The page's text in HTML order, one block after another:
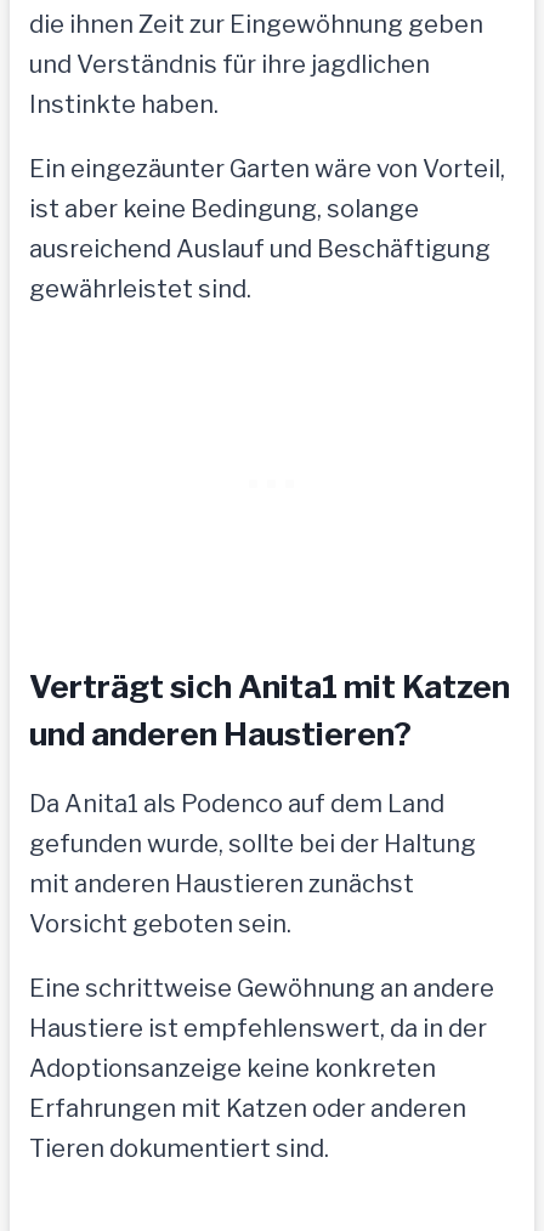
die ihnen Zeit zur Eingewöhnung geben
und Verständnis für ihre jagdlichen
Instinkte haben.
Ein eingezäunter Garten wäre von Vorteil,
ist aber keine Bedingung, solange
ausreichend Auslauf und Beschäftigung
gewährleistet sind.
Verträgt sich Anita1 mit Katzen
und anderen Haustieren?
Da Anita1 als Podenco auf dem Land
gefunden wurde, sollte bei der Haltung
mit anderen Haustieren zunächst
Vorsicht geboten sein.
Eine schrittweise Gewöhnung an andere
Haustiere ist empfehlenswert, da in der
Adoptionsanzeige keine konkreten
Erfahrungen mit Katzen oder anderen
Tieren dokumentiert sind.